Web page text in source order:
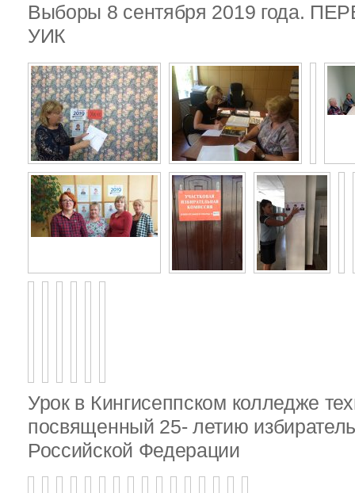
Выборы 8 сентября 2019 года.
УИК
Урок в Кингисеппском колледже
посвященный 25- летию
Российской Федерации